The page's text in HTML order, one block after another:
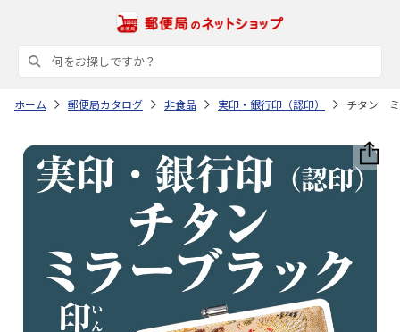
ホーム 郵便局カタログ 非食品 実印・銀行印（認印） チタン ミ